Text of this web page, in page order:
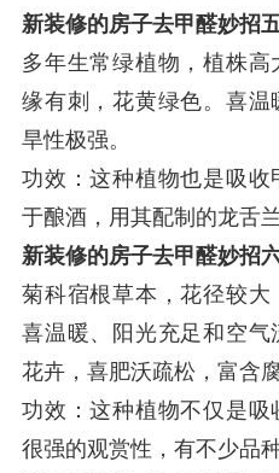
新装修的房子去甲醛妙招
多年生常绿植物，植株
缘有刺，花黄绿色。喜
旱性极强。
功效：这种植物也是吸收
于酿酒，用其配制的龙舌
新装修的房子去甲醛妙招
菊科宿根草本，花径较大
喜温暖、阳光充足和空
花卉，喜肥沃疏松，富含
功效：这种植物不仅是
很强的观赏性，有不少品